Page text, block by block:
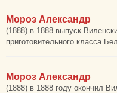
Мороз Александр
(1888) в 1888 выпуск
приготовительного класса
Мороз Александр
(1888) в 1888 году окончил